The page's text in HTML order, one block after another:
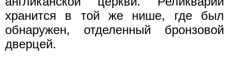
хранится в той же нише, где был
обнаружен, отделенный бронзовой
дверцей.